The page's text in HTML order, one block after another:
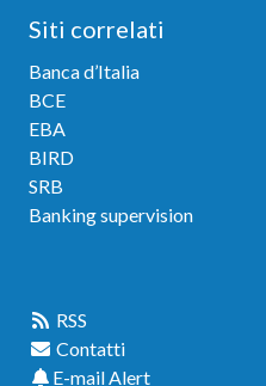
Siti correlati
Banca d’Italia
BCE
EBA
BIRD
SRB
Banking supervision
Link veloci
RSS
Contatti
E-mail Alert